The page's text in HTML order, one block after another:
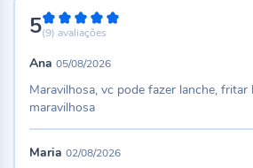
5100%
(9) avaliações
Ana 05/08/2026
Maravilhosa, vc pode fazer lanche, fritar
maravilhosa
Maria 02/08/2026